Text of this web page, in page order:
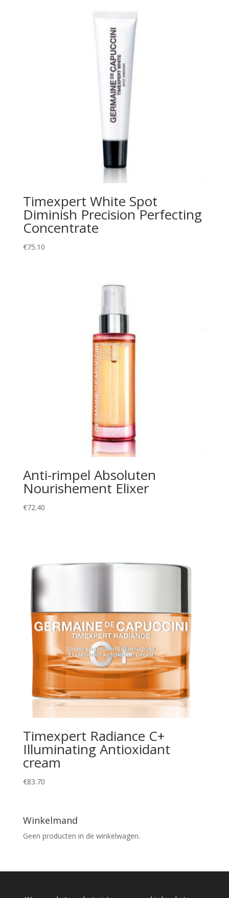
Timexpert White Spot
Diminish Precision Perfecting
Concentrate
€75.10
Anti-rimpel Absoluten
Nourishement Elixer
€72.40
Timexpert Radiance C+
Illuminating Antioxidant
cream
€83.70
Winkelmand
Geen producten in de winkelwagen.